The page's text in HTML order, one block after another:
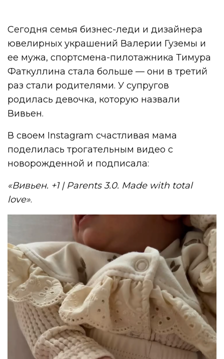
Сегодня семья бизнес-леди и дизайнера
ювелирных украшений Валерии Гуземы и
ее мужа, спортсмена-пилотажника Тимура
Фаткуллина стала больше — они в третий
раз стали родителями. У супругов
родилась девочка, которую назвали
Вивьен.
В своем Instagram счастливая мама
поделилась трогательным видео с
новорожденной и подписала:
«Вивьен. +1 | Parents 3.0. Made with total
love».